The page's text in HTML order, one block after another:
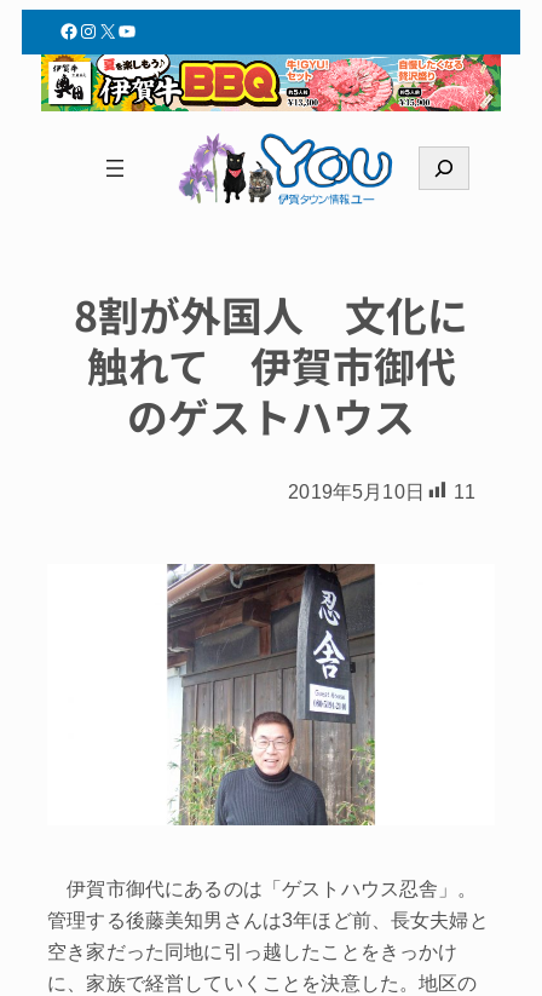
Facebook
Instagram
X YouTube
索
8割が外国人 文化に
触れて 伊賀市御代
のゲストハウス
2019年5月10日 11
伊賀市御代にあるのは「ゲストハウス忍舎」。
管理する後藤美知男さんは3年ほど前、長女夫婦と
空き家だった同地に引っ越したことをきっかけ
に、家族で経営していくことを決意した。地区の